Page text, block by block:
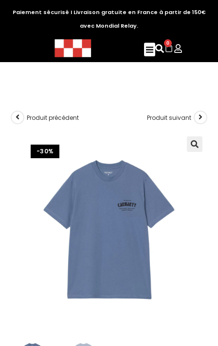
Paiement sécurisé I Livraison gratuite en France à partir de 150€
avec Mondial Relay.
0
-30%
Produit précédent Produit suivant